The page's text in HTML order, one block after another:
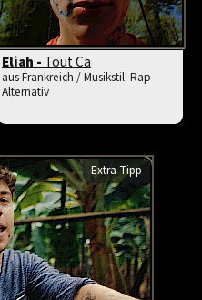
Eliah - Tout Ca
aus Frankreich / Musikstil: Rap
Alternativ
Extra Tipp